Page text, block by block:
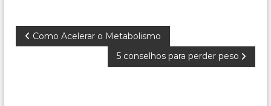
N Como Acelerar o Metabolismo
5 conselhos para perder peso